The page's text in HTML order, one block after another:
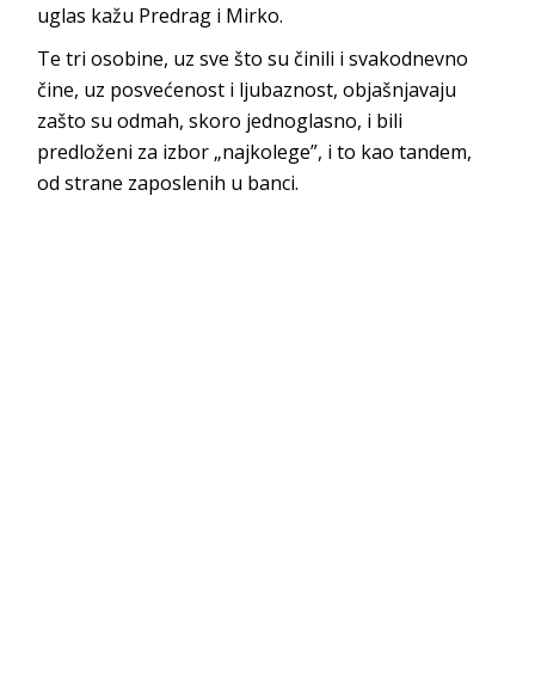
uglas kažu Predrag i Mirko.
Te tri osobine, uz sve što su činili i svakodnevno
čine, uz posvećenost i ljubaznost, objašnjavaju
zašto su odmah, skoro jednoglasno, i bili
predloženi za izbor „najkolege”, i to kao tandem,
od strane zaposlenih u banci.